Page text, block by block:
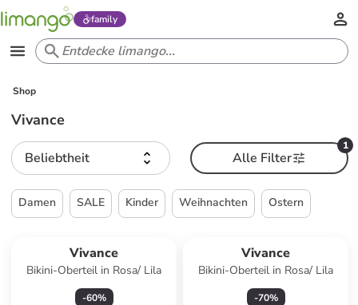
family
Shop
Vivance
Beliebtheit
1
Alle Filter
Damen SALE Kinder Weihnachten Ostern
Vivance
Bikini-Oberteil in Rosa/ Lila
-60%
Vivance
Bikini-Oberteil in Rosa/ Lila
-70%